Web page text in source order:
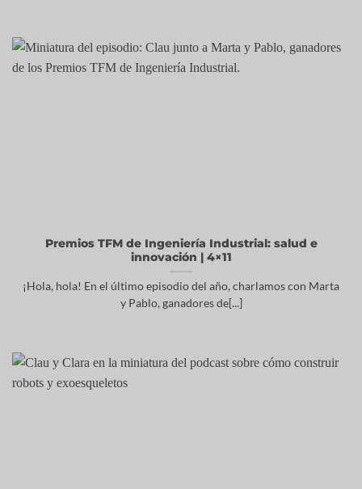
Premios TFM de Ingeniería Industrial: salud e
innovación | 4×11
¡Hola, hola! En el último episodio del año, charlamos con Marta
y Pablo, ganadores de[...]